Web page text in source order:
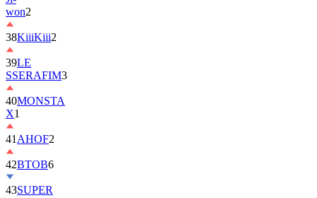
38KiiiKiii
39LE
SSERAFIM
40MONSTA
X
41AHOF
42 BTOB6
43SUPER
JUNIOR